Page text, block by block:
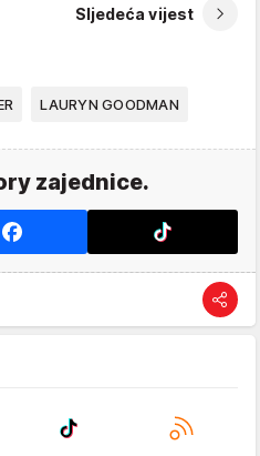
Sljedeća vijest
LAURYN GOODMAN
zajednice.